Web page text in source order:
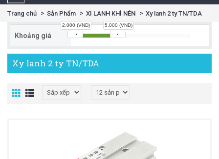
Trang chủ Sản Phẩm XI LANH KHÍ NÉN Xy lanh 2 ty TN/TDA
Khoảng giá
2.000 (VND) 5.000 (VND)
Xy lanh 2 ty TN/TDA